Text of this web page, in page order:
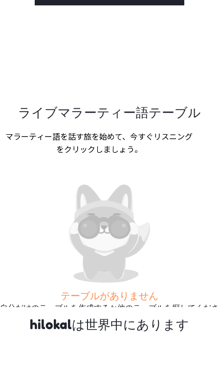
ライブマラーティー語テーブル
マラーティー語を話す旅を始めて、今すぐリスニング
をクリックしましょう。
テーブルがありません
自分だけのテーブルを作成するか他のテーブルを探してくださ
さらに多くのテーブルを探
hilokalは世界中にあります